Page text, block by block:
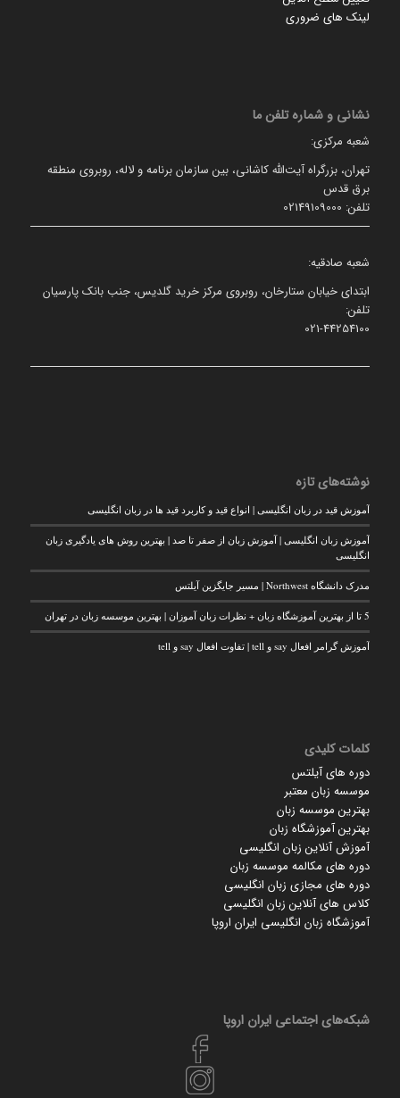
لینک های ضروری
نشانی و شماره تلفن ما
شعبه مرکزی:
تهران، بزرگراه آیت‌الله کاشانی، بین سازمان برنامه و لاله، روبروی منطقه
برق قدس
تلفن: 02149109000
شعبه صادقیه:
ابتدای خیابان ستارخان، روبروی مرکز خرید گلدیس، جنب بانک پارسیان
تلفن:
021-44254100
نوشته‌های تازه
آموزش قید در زبان انگلیسی | انواع قید و کاربرد قید ها در زبان انگلیسی
آموزش زبان انگلیسی | آموزش زبان از صفر تا صد | بهترین روش های یادگیری زبان
انگلیسی
مدرک دانشگاه Northwest | مسیر جایگزین آیلتس
5 تا از بهترین آموزشگاه زبان + نظرات زبان آموزان | بهترین موسسه زبان در تهران
آموزش گرامر افعال say و tell | تفاوت افعال say و tell
کلمات کلیدی
دوره های آیلتس
موسسه زبان معتبر
بهترین موسسه زبان
بهترین آموزشگاه زبان
آموزش آنلاین زبان انگلیسی
دوره های مکالمه موسسه زبان
دوره های مجازی زبان انگلیسی
کلاس های آنلاین زبان انگلیسی
آموزشگاه زبان انگلیسی ایران اروپا
شبکه‌های اجتماعی ایران‌ اروپا